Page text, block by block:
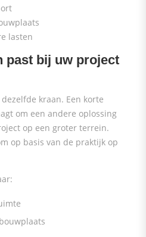
lasten
past bij uw project
kraan. Een korte
om een andere oplossing
op een groter terrein.
op basis van de praktijk op